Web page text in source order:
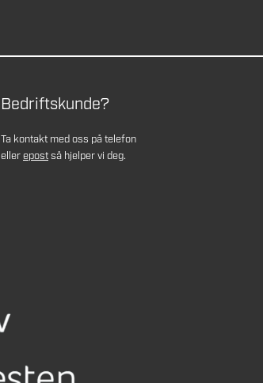
Bedriftskunde?
Ta kontakt med oss på telefon
ellerepostså hjelper vi deg.